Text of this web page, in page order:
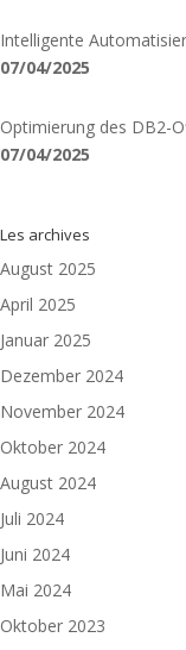
Intelligente
07/04/2025
Optimierung des DB2-
07/04/2025
Les archives
August 2025
April 2025
Januar 2025
Dezember 2024
November 2024
Oktober 2024
August 2024
Juli 2024
Juni 2024
Mai 2024
Oktober 2023